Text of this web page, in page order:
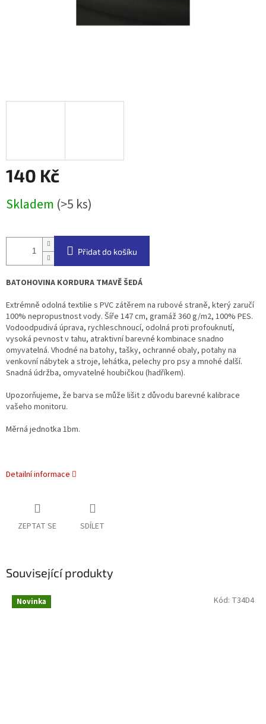
140 Kč
cena:
Skladem (>5 ks)
Přidat do košíku
BATOHOVINA KORDURA TMAVĚ ŠEDÁ
Extrémně odolná textilie s PVC zátěrem na rubové straně, který zaručí
100% nepropustnost vody. Šíře 147 cm, gramáž 360 g/m2, 100% PES.
Vodoodpudivá úprava, rychleschnoucí, odolná proti profouknutí,
vysoká pevnost v tahu, atraktivní barevné kombinace snadno
omyvatelná. Vhodné na batohy, tašky, ochranné obaly, potahy na
venkovní nábytek a stroje, lehátka, pelechy pro psy a mnohé další.
Snadná údržba, omyvatelné houbičkou (hadříkem).
Upozorňujeme, že barva se může lišit z důvodu barevné kalibrace
vašeho monitoru.
Měrná jednotka 1bm.
Detailní informace
ZEPTAT SE SDÍLET
Související produkty
Novinka Kód: T34D4